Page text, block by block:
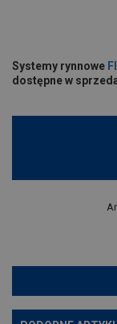
Systemy rynnowe
dostępne w